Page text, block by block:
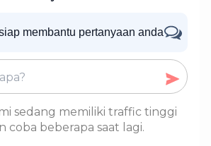
membantu pertanyaan anda
sedang memiliki traffic tinggi
coba beberapa saat lagi.